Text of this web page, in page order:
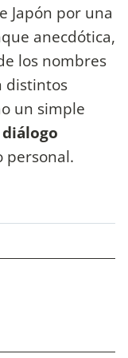
Japón por una
anecdótica,
los nombres
distintos
un simple
personal.